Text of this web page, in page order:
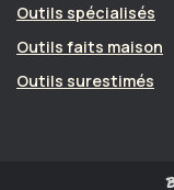
Outils spécialisés
Outils faits maison
Outils surestimés